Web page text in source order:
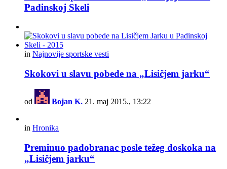
Padinskoj Skeli
in Najnovije sportske vesti
Skokovi u slavu pobede na „Lisičjem jarku“
od Bojan K. 21. maj 2015., 13:22
in Hronika
Preminuo padobranac posle težeg doskoka na
„Lisičjem jarku“